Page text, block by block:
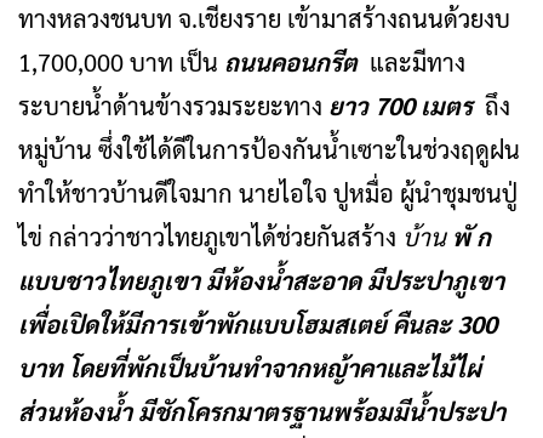
ทางหลวงชนบท จ.เชียงราย เข้ามาสร้างถนนด้วยงบ
1,700,000 บาท เป็น ถนนคอนกรีตและมีทาง
ระบายน้ำด้านข้างรวมระยะทาง ยาว 700 เมตรถึง
หมู่บ้าน ซึ่งใช้ได้ดีในการป้องกันน้ำเซาะในช่วงฤดูฝน
ทำให้ชาวบ้านดีใจมาก นายไอใจ ปูหมื่อ ผู้นำชุมชนปู่
ไข่ กล่าวว่าชาวไทยภูเขาได้ช่วยกันสร้าง บ้าน พั ก
แบบชาวไทยภูเขา มีห้องน้ำสะอาด มีประปาภูเขา
เพื่อเปิดให้มีการเข้าพักแบบโฮมสเตย์ คืนละ 300
บาท โดยที่พักเป็นบ้านทำจากหญ้าคาและไม้ไผ่
ส่วนห้องน้ำ มีชักโครกมาตรฐานพร้อมมีน้ำประปา